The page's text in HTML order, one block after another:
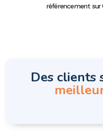
référencement sur
Des clients